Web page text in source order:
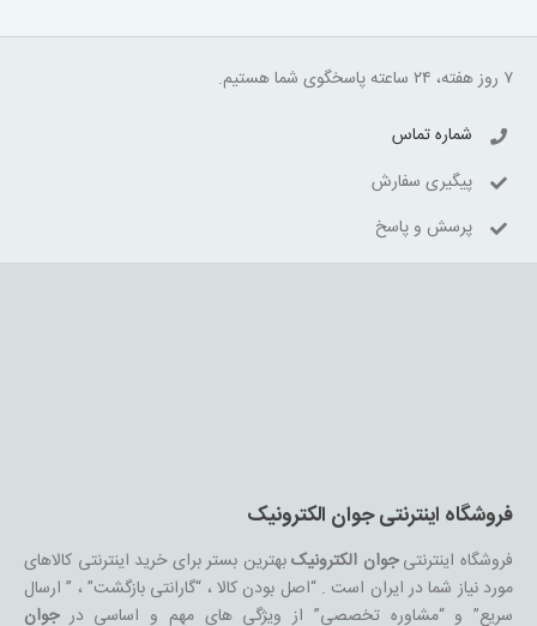
۷ روز هفته، ۲۴ ساعته پاسخگوی شما هستیم.
شماره تماس
پیگیری سفارش
پرسش و پاسخ
فروشگاه اینترنتی جوان الکترونیک
فروشگاه اینترنتیجوان الکترونیکبهترین بستر برای خرید اینترنتی کالاهای
مورد نیاز شما در ایران است . “اصل بودن کالا ، “گارانتی بازگشت” ، ” ارسال
سریع” و “مشاوره تخصصی” از ویژگی های مهم و اساسی درجوان